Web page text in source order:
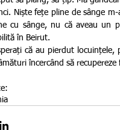
Niște fețe pline de sânge
cu sânge, nu că aveau un
în Beirut.
încercând să